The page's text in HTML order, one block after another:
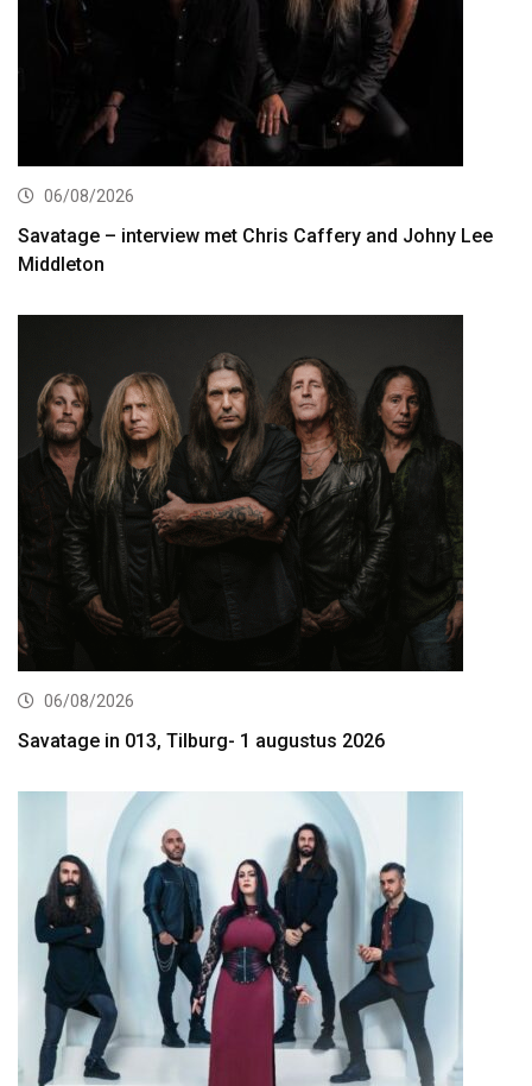
06/08/2026
Savatage – interview met Chris Caffery and Johny Lee
Middleton
06/08/2026
Savatage in 013, Tilburg- 1 augustus 2026